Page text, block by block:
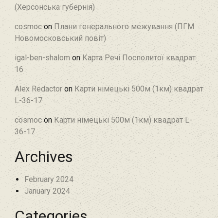
(Херсонська губернія)
cosmoc on Плани генерального межування (ПГМ
Новомосковський повіт)
igal-ben-shalom on Карта Речі Посполитої квадрат
16
Alex Redactor on Карти німецькі 500м (1км) квадрат
L-36-17
cosmoc on Карти німецькі 500м (1км) квадрат L-
36-17
Archives
February 2024
January 2024